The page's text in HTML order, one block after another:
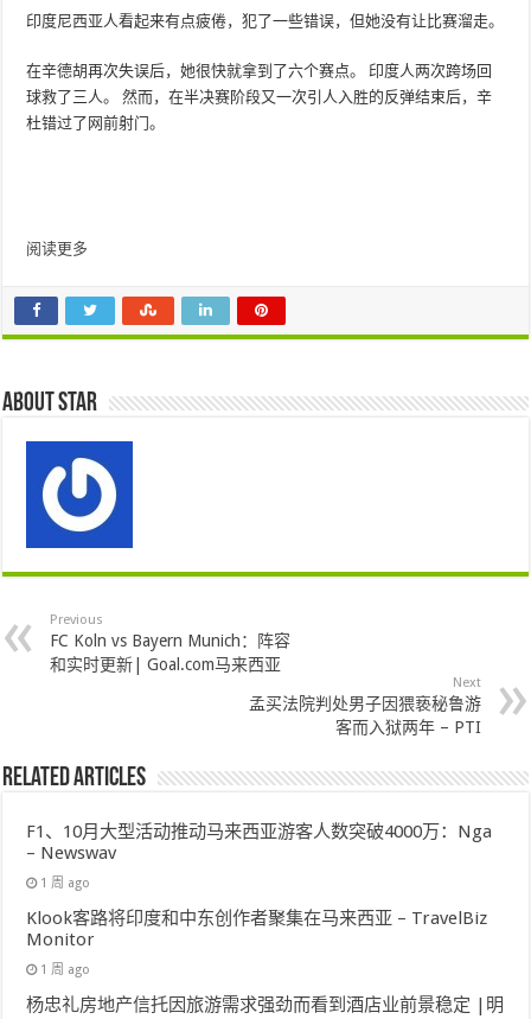
印度尼西亚人看起来有点疲倦，犯了一些错误，但她没有让比赛溜走。
在辛德胡再次失误后，她很快就拿到了六个赛点。 印度人两次跨场回
球救了三人。 然而，在半决赛阶段又一次引人入胜的反弹结束后，辛
杜错过了网前射门。
阅读更多
About star
Previous
FC Koln vs Bayern Munich：阵容
和实时更新| Goal.com马来西亚
Next
孟买法院判处男子因猥亵秘鲁游
客而入狱两年 – PTI
Related Articles
F1、10月大型活动推动马来西亚游客人数突破4000万：Nga
– Newswav
1 周 ago
Klook客路将印度和中东创作者聚集在马来西亚 – TravelBiz
Monitor
1 周 ago
杨忠礼房地产信托因旅游需求强劲而看到酒店业前景稳定 |明